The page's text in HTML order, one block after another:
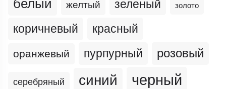
белый желтый зеленый золото
коричневый красный
оранжевый пурпурный розовый
серебряный синий черный